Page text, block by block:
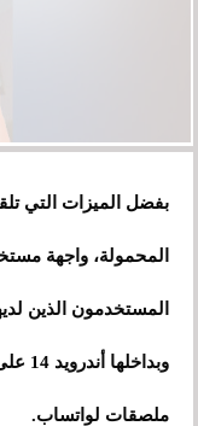
بفضل الميزات التي
المحمولة، واجهة
المستخدمون الذين
ملصقات لواتساب.